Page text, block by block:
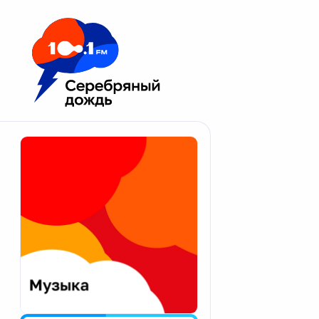
Москва 100.1 FM
Апатиты
Екатеринбург
Калининград
Калуга